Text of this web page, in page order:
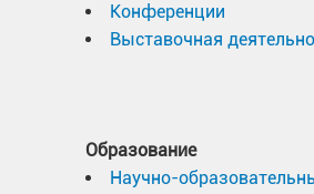
Конференции
Выставочная
Образование
Научно-